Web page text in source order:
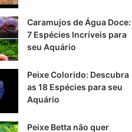
Caramujos de Água Doce:
7 Espécies Incríveis para
seu Aquário
Peixe Colorido: Descubra
as 18 Espécies para seu
Aquário
Peixe Betta não quer